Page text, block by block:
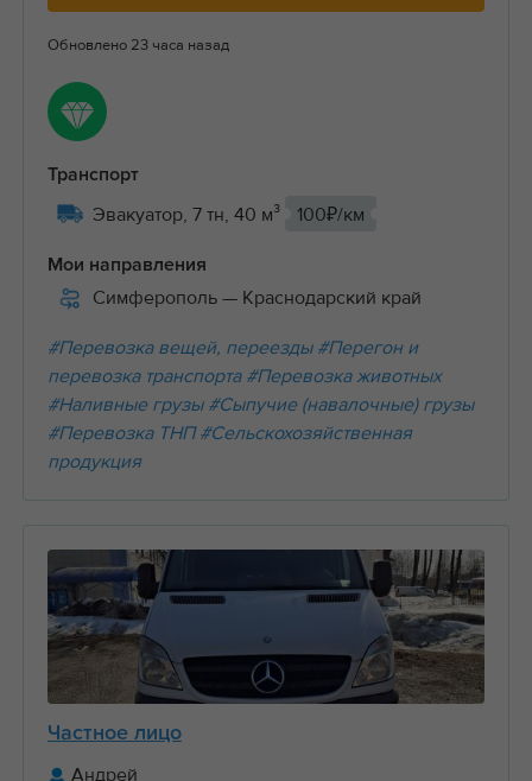
Обновлено 23 часа назад
Транспорт
Эвакуатор, 7 тн, 40 м³ 100₽/км
Мои направления
Симферополь — Краснодарский край
#Перевозка вещей, переезды #Перегон и
перевозка транспорта #Перевозка животных
#Наливные грузы #Сыпучие (навалочные) грузы
#Перевозка ТНП #Сельскохозяйственная
продукция
Частное лицо
Андрей